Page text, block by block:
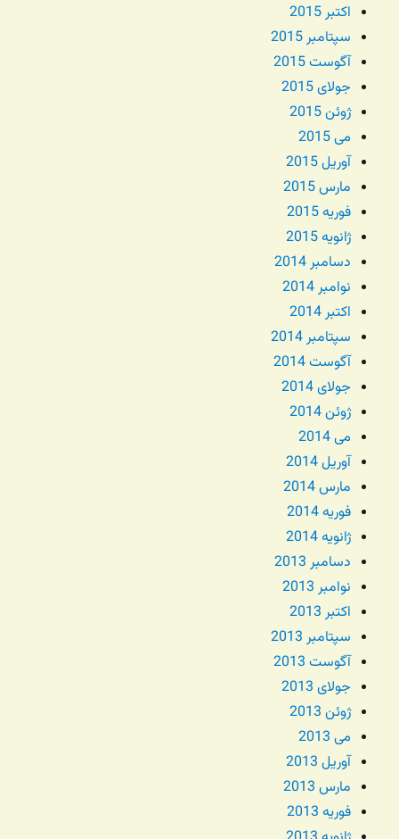
اکتبر 2015
سپتامبر 2015
آگوست 2015
جولای 2015
ژوئن 2015
می 2015
آوریل 2015
مارس 2015
فوریه 2015
ژانویه 2015
دسامبر 2014
نوامبر 2014
اکتبر 2014
سپتامبر 2014
آگوست 2014
جولای 2014
ژوئن 2014
می 2014
آوریل 2014
مارس 2014
فوریه 2014
ژانویه 2014
دسامبر 2013
نوامبر 2013
اکتبر 2013
سپتامبر 2013
آگوست 2013
جولای 2013
ژوئن 2013
می 2013
آوریل 2013
مارس 2013
فوریه 2013